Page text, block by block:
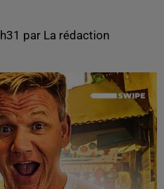
par La rédaction